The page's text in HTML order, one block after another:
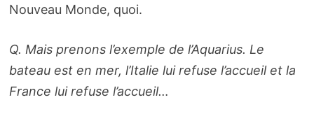
Nouveau Monde, quoi.
Q. Mais prenons l’exemple de l’Aquarius. Le
bateau est en mer, l’Italie lui refuse l’accueil et la
France lui refuse l’accueil…